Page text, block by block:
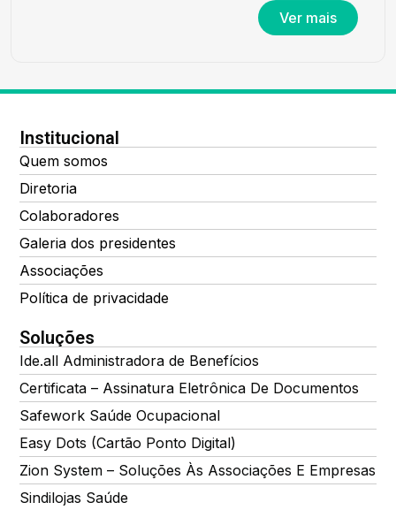
Ver mais
Institucional
Quem somos
Diretoria
Colaboradores
Galeria dos presidentes
Associações
Política de privacidade
Soluções
Ide.all Administradora de Benefícios
Certificata – Assinatura Eletrônica De Documentos
Safework Saúde Ocupacional
Easy Dots (Cartão Ponto Digital)
Zion System – Soluções Às Associações E Empresas
Sindilojas Saúde